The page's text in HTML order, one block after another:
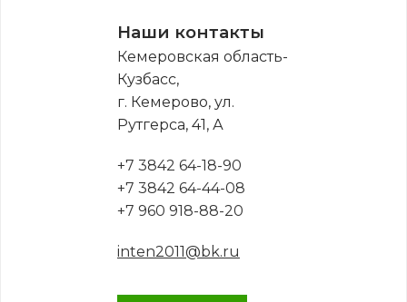
Наши контакты
Кемеровская область-
Кузбасс,
г. Кемерово, ул.
Рутгерса, 41, А
+7 3842 64-18-90
+7 3842 64-44-08
+7 960 918-88-20
inten2011@bk.ru